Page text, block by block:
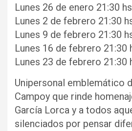
Lunes 26 de enero 21:30 hs
Lunes 2 de febrero 21:30
Lunes 9 de febrero 21:30
Lunes 16 de febrero 21:30
Lunes 23 de febrero 21:30
Unipersonal emblemático
Campoy que rinde
García Lorca y a todos
silenciados por pensar